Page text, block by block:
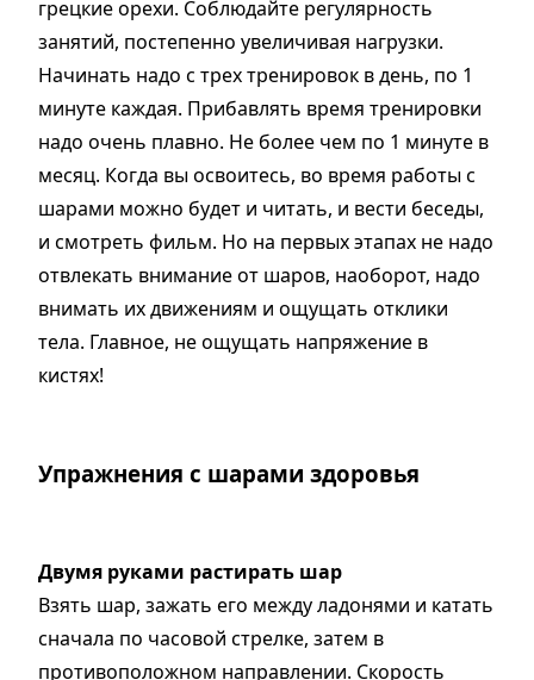
грецкие орехи. Соблюдайте регулярность
занятий, постепенно увеличивая нагрузки.
Начинать надо с трех тренировок в день, по 1
минуте каждая. Прибавлять время тренировки
надо очень плавно. Не более чем по 1 минуте в
месяц. Когда вы освоитесь, во время работы с
шарами можно будет и читать, и вести беседы,
и смотреть фильм. Но на первых этапах не надо
отвлекать внимание от шаров, наоборот, надо
внимать их движениям и ощущать отклики
тела. Главное, не ощущать напряжение в
кистях!
Упражнения с шарами здоровья
Двумя руками растирать шар
Взять шар, зажать его между ладонями и катать
сначала по часовой стрелке, затем в
противоположном направлении. Скорость